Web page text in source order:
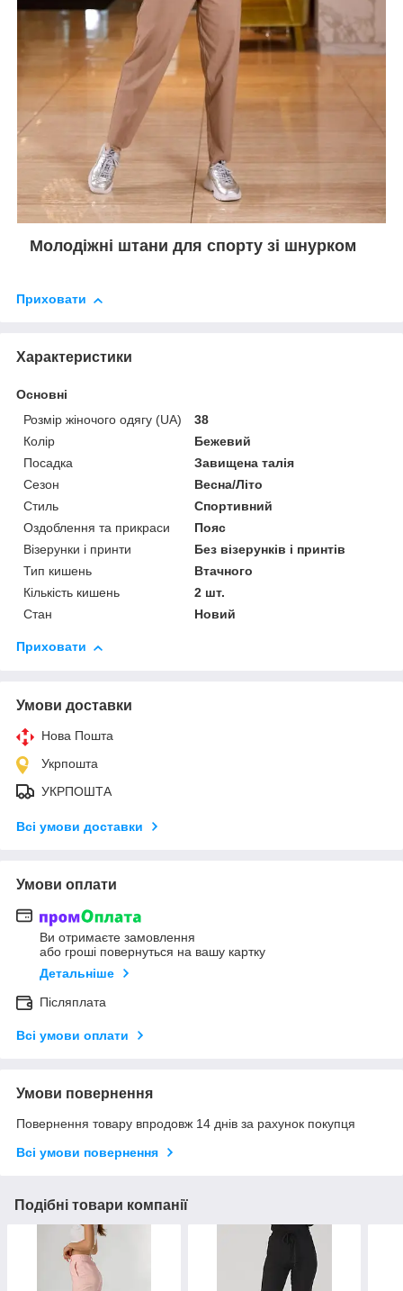
Молодіжні штани для спорту зі шнурком
Приховати
Характеристики
Основні
Розмір жіночого одягу (UA)
38
Колір
Бежевий
Посадка
Завищена талія
Сезон
Весна/Літо
Стиль
Спортивний
Оздоблення та прикраси
Пояс
Візерунки і принти
Без візерунків і принтів
Тип кишень
Втачного
Кількість кишень
2 шт.
Стан
Новий
Приховати
Умови доставки
Нова Пошта
Укрпошта
УКРПОШТА
Всі умови доставки
Умови оплати
Ви отримаєте замовлення
або гроші повернуться на вашу картку
Детальніше
Післяплата
Всі умови оплати
Умови повернення
Повернення товару впродовж 14 днів за рахунок покупця
Всі умови повернення
Подібні товари компанії